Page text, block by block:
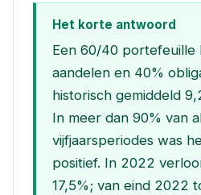
Het korte antwoord
Een 60/40 portefeuille
aandelen en 40%
historisch gemiddeld
In meer dan 90% van
vijfjaarsperiodes was
positief. In 2022
17,5%; van eind 2022